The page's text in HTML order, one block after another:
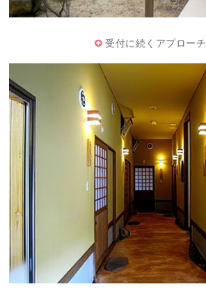
受付に続くアプローチ